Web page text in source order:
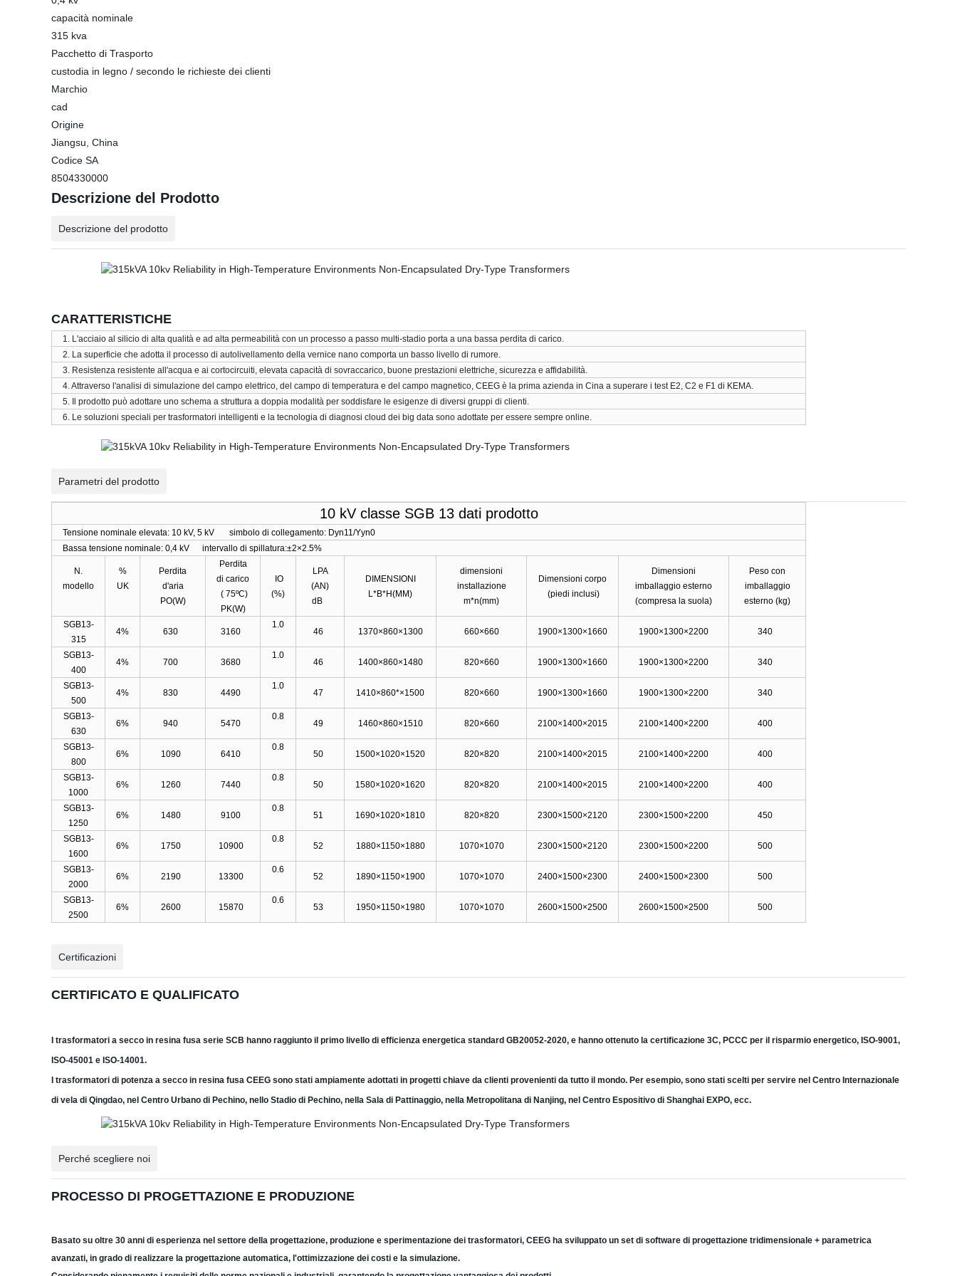
capacità nominale
315 kva
Pacchetto di Trasporto
custodia in legno / secondo le richieste dei clienti
Marchio
cad
Origine
Jiangsu, China
Codice SA
8504330000
Descrizione del Prodotto
Descrizione del prodotto
CARATTERISTICHE
1. L'acciaio al silicio di alta qualità e ad alta permeabilità con un processo a passo multi-stadio porta a una bassa perdita di carico.
2. La superficie che adotta il processo di autolivellamento della vernice nano comporta un basso livello di rumore.
3. Resistenza resistente all'acqua e ai cortocircuiti, elevata capacità di sovraccarico, buone prestazioni elettriche, sicurezza e affidabilità.
4. Attraverso l'analisi di simulazione del campo elettrico, del campo di temperatura e del campo magnetico, CEEG è la prima azienda in Cina a superare i test E2, C2 e F1 di KEMA.
5. Il prodotto può adottare uno schema a struttura a doppia modalità per soddisfare le esigenze di diversi gruppi di clienti.
6. Le soluzioni speciali per trasformatori intelligenti e la tecnologia di diagnosi cloud dei big data sono adottate per essere sempre online.
Parametri del prodotto
10 kV classe SGB 13 dati prodotto
Tensione nominale elevata: 10 kV, 5 kV simbolo di collegamento: Dyn11/Yyn0
Bassa tensione nominale: 0,4 kV intervallo di spillatura:±2×2.5%
N.
modello
%
UK
Perdita
d'aria
PO(W)
Perdita
di carico
( 75ºC)
PK(W)
IO
(%)
LPA
(AN)
dB
DIMENSIONI
L*B*H(MM)
dimensioni
installazione
m*n(mm)
Dimensioni corpo
(piedi inclusi)
Dimensioni
imballaggio esterno
(compresa la suola)
Peso con
imballaggio
esterno (kg)
SGB13-
315
4% 630 3160
1.0
46 1370×860×1300 660×660 1900×1300×1660 1900×1300×2200 340
SGB13-
400
4% 700 3680
1.0
46 1400×860×1480 820×660 1900×1300×1660 1900×1300×2200 340
SGB13-
500
4% 830 4490
1.0
47 1410×860*×1500 820×660 1900×1300×1660 1900×1300×2200 340
SGB13-
630
6% 940 5470
0.8
49 1460×860×1510 820×660 2100×1400×2015 2100×1400×2200 400
SGB13-
800
6% 1090 6410
0.8
50 1500×1020×1520 820×820 2100×1400×2015 2100×1400×2200 400
SGB13-
1000
6% 1260 7440
0.8
50 1580×1020×1620 820×820 2100×1400×2015 2100×1400×2200 400
SGB13-
1250
6% 1480 9100
0.8
51 1690×1020×1810 820×820 2300×1500×2120 2300×1500×2200 450
SGB13-
1600
6% 1750 10900
0.8
52 1880×1150×1880 1070×1070 2300×1500×2120 2300×1500×2200 500
SGB13-
2000
6% 2190 13300
0.6
52 1890×1150×1900 1070×1070 2400×1500×2300 2400×1500×2300 500
SGB13-
2500
6% 2600 15870
0.6
53 1950×1150×1980 1070×1070 2600×1500×2500 2600×1500×2500 500
Certificazioni
CERTIFICATO E QUALIFICATO
I trasformatori a secco in resina fusa serie SCB hanno raggiunto il primo livello di efficienza energetica standard GB20052-2020, e hanno ottenuto la certificazione 3C, PCCC per il risparmio energetico, ISO-9001,
ISO-45001 e ISO-14001.
I trasformatori di potenza a secco in resina fusa CEEG sono stati ampiamente adottati in progetti chiave da clienti provenienti da tutto il mondo. Per esempio, sono stati scelti per servire nel Centro Internazionale
di vela di Qingdao, nel Centro Urbano di Pechino, nello Stadio di Pechino, nella Sala di Pattinaggio, nella Metropolitana di Nanjing, nel Centro Espositivo di Shanghai EXPO, ecc.
Perché scegliere noi
PROCESSO DI PROGETTAZIONE E PRODUZIONE
Basato su oltre 30 anni di esperienza nel settore della progettazione, produzione e sperimentazione dei trasformatori, CEEG ha sviluppato un set di software di progettazione tridimensionale + parametrica
avanzati, in grado di realizzare la progettazione automatica, l'ottimizzazione dei costi e la simulazione.